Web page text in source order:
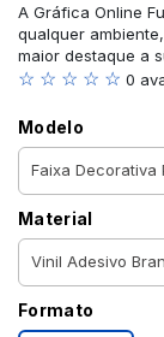
A Gráfica Online
qualquer
maior destaque a
☆ ☆ ☆ ☆ ☆ 0
Modelo
Material
Formato